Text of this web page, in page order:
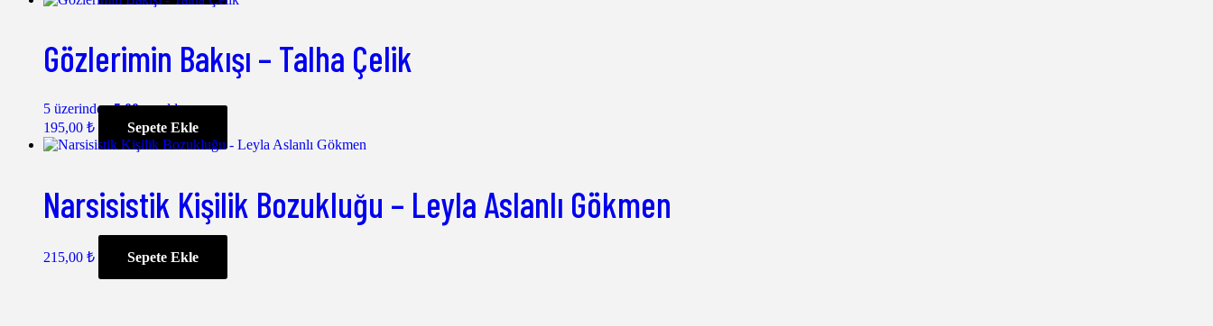
Gözlerimin Bakışı – Talha Çelik
5 üzerinden5.00oy aldı
195,00 ₺ Sepete Ekle
Narsisistik Kişilik Bozukluğu – Leyla Aslanlı Gökmen
215,00 ₺ Sepete Ekle